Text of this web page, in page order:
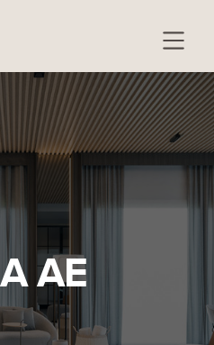
AE